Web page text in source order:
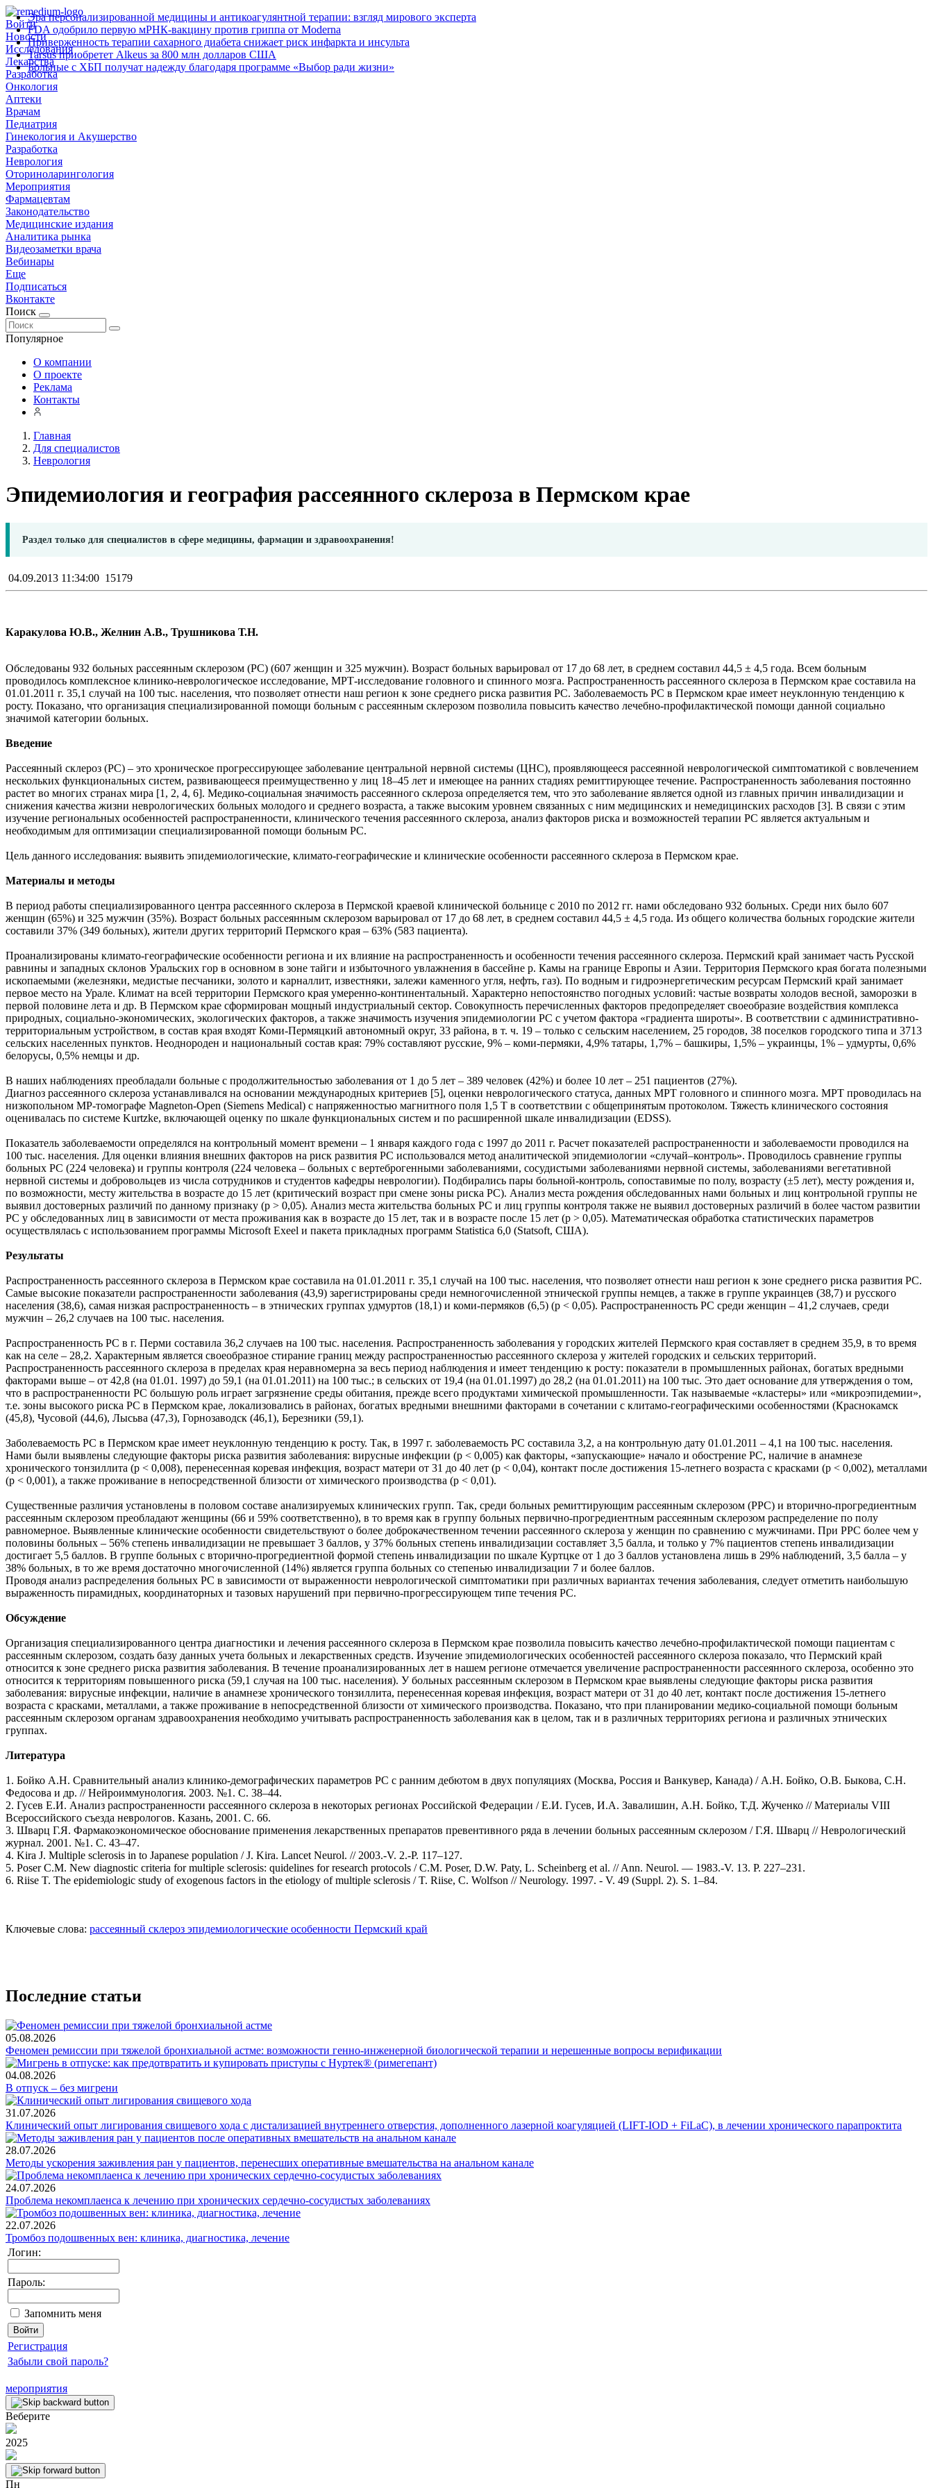
Войти
Новости
Исследования
Лекарства
Разработка
Онкология
Аптеки
Врачам
Педиатрия
Гинекология и Акушерство
Разработка
Неврология
Оториноларингология
Мероприятия
Фармацевтам
Законодательство
Медицинские издания
Аналитика рынка
Видеозаметки врача
Вебинары
Еще
Подписаться
Вконтакте
Поиск
Популярное
Эра персонализированной медицины и антикоагулянтной терапии: взгляд мирового эксперта
FDA одобрило первую мРНК‑вакцину против гриппа от Moderna
Приверженность терапии сахарного диабета снижает риск инфаркта и инсульта
Tarsus приобретет Alkeus за 800 млн долларов США
Больные с ХБП получат надежду благодаря программе «Выбор ради жизни»
О компании
О проекте
Реклама
Контакты
Главная
Для специалистов
Неврология
Эпидемиология и география рассеянного склероза в Пермском крае
Раздел только для специалистов в сфере медицины, фармации и здравоохранения!
04.09.2013 11:34:00 15179
Каракулова Ю.В., Желнин А.В., Трушникова Т.Н.
Обследованы 932 больных рассеянным склерозом (РС) (607 женщин и 325 мужчин). Возраст больных варьировал от 17 до 68 лет, в среднем составил 44,5 ± 4,5 года. Всем больным
проводилось комплексное клинико-неврологическое исследование, МРТ-исследование головного и спинного мозга. Распространенность рассеянного склероза в Пермском крае составила на
01.01.2011 г. 35,1 случай на 100 тыс. населения, что позволяет отнести наш регион к зоне среднего риска развития РС. Заболеваемость РС в Пермском крае имеет неуклонную тенденцию к
росту. Показано, что организация специализированной помощи больным с рассеянным склерозом позволила повысить качество лечебно-профилактической помощи данной социально
значимой категории больных.
Введение
Pассеянный склероз (РC) – это хроническое прогрессирующее заболевание центральной нервной системы (ЦНС), проявляющееся рассеянной неврологической симптоматикой с вовлечением
нескольких функциональных систем, развивающееся преимущественно у лиц 18–45 лет и имеющее на ранних стадиях ремиттирующее течение. Распространенность заболевания постоянно
растет во многих странах мира [1, 2, 4, 6]. Медико-социальная значимость рассеянного склероза определяется тем, что это заболевание является одной из главных причин инвалидизации и
снижения качества жизни неврологических больных молодого и среднего возраста, а также высоким уровнем связанных с ним медицинских и немедицинских расходов [3]. В связи с этим
изучение региональных особенностей распространенности, клинического течения рассеянного склероза, анализ факторов риска и возможностей терапии РС является актуальным и
необходимым для оптимизации специализированной помощи больным РС.
Цель данного исследования: выявить эпидемиологические, климато-географические и клинические особенности рассеянного склероза в Пермском крае.
Материалы и методы
В период работы специализированного центра рассеянного склероза в Пермской краевой клинической больнице с 2010 по 2012 гг. нами обследовано 932 больных. Среди них было 607
женщин (65%) и 325 мужчин (35%). Возраст больных рассеянным склерозом варьировал от 17 до 68 лет, в среднем составил 44,5 ± 4,5 года. Из общего количества больных городские жители
составили 37% (349 больных), жители других территорий Пермского края – 63% (583 пациента).
Проанализированы климато-географические особенности региона и их влияние на распространенность и особенности течения рассеянного склероза. Пермский край занимает часть Русской
равнины и западных склонов Уральских гор в основном в зоне тайги и избыточного увлажнения в бассейне р. Камы на границе Европы и Азии. Территория Пермского края богата полезными
ископаемыми (железняки, медистые песчаники, золото и карналлит, известняки, залежи каменного угля, нефть, газ). По водным и гидроэнергетическим ресурсам Пермский край занимает
первое место на Урале. Климат на всей территории Пермского края умеренно-континентальный. Характерно непостоянство погодных условий: частые возвраты холодов весной, заморозки в
первой половине лета и др. В Пермском крае сформирован мощный индустриальный сектор. Совокупность перечисленных факторов предопределяет своеобразие воздействия комплекса
природных, социально-экономических, экологических факторов, а также значимость изучения эпидемиологии РС с учетом фактора «градиента широты». В соответствии с административно-
территориальным устройством, в состав края входят Коми-Пермяцкий автономный округ, 33 района, в т. ч. 19 – только с сельским населением, 25 городов, 38 поселков городского типа и 3713
сельских населенных пунктов. Неоднороден и национальный состав края: 79% составляют русские, 9% – коми-пермяки, 4,9% татары, 1,7% – башкиры, 1,5% – украинцы, 1% – удмурты, 0,6%
белорусы, 0,5% немцы и др.
В наших наблюдениях преобладали больные с продолжительностью заболевания от 1 до 5 лет – 389 человек (42%) и более 10 лет – 251 пациентов (27%).
Диагноз рассеянного склероза устанавливался на основании международных критериев [5], оценки неврологического статуса, данных МРТ головного и спинного мозга. МРТ проводилась на
низкопольном МР-томографе Magneton-Open (Siemens Medical) с напряженностью магнитного поля 1,5 Т в соответствии с общепринятым протоколом. Тяжесть клинического состояния
оценивалась по системе Kurtzke, включающей оценку по шкале функциональных систем и по расширенной шкале инвалидизации (EDSS).
Показатель заболеваемости определялся на контрольный момент времени – 1 января каждого года с 1997 до 2011 г. Расчет показателей распространенности и заболеваемости проводился на
100 тыс. населения. Для оценки влияния внешних факторов на риск развития РС использовался метод аналитической эпидемиологии «случай–контроль». Проводилось сравнение группы
больных РС (224 человека) и группы контроля (224 человека – больных с вертеброгенными заболеваниями, сосудистыми заболеваниями нервной системы, заболеваниями вегетативной
нервной системы и добровольцев из числа сотрудников и студентов кафедры неврологии). Подбирались пары больной-контроль, сопоставимые по полу, возрасту (±5 лет), месту рождения и,
по возможности, месту жительства в возрасте до 15 лет (критический возраст при смене зоны риска РС). Анализ места рождения обследованных нами больных и лиц контрольной группы не
выявил достоверных различий по данному признаку (р > 0,05). Анализ места жительства больных РС и лиц группы контроля также не выявил достоверных различий в более частом развитии
РС у обследованных лиц в зависимости от места проживания как в возрасте до 15 лет, так и в возрасте после 15 лет (р > 0,05). Математическая обработка статистических параметров
осуществлялась с использованием программы Microsoft Exeel и пакета прикладных программ Statistica 6,0 (Statsoft, США).
Результаты
Распространенность рассеянного склероза в Пермском крае составила на 01.01.2011 г. 35,1 случай на 100 тыс. населения, что позволяет отнести наш регион к зоне среднего риска развития РС.
Самые высокие показатели распространенности заболевания (43,9) зарегистрированы среди немногочисленной этнической группы немцев, а также в группе украинцев (38,7) и русского
населения (38,6), самая низкая распространенность – в этнических группах удмуртов (18,1) и коми-пермяков (6,5) (р < 0,05). Распространенность РС среди женщин – 41,2 случаев, среди
мужчин – 26,2 случаев на 100 тыс. населения.
Распространенность РС в г. Перми составила 36,2 случаев на 100 тыс. населения. Распространенность заболевания у городских жителей Пермского края составляет в среднем 35,9, в то время
как на селе – 28,2. Характерным является своеобразное стирание границ между распространенностью рассеянного склероза у жителей городских и сельских территорий.
Распространенность рассеянного склероза в пределах края неравномерна за весь период наблюдения и имеет тенденцию к росту: показатели в промышленных районах, богатых вредными
факторами выше – от 42,8 (на 01.01. 1997) до 59,1 (на 01.01.2011) на 100 тыс.; в сельских от 19,4 (на 01.01.1997) до 28,2 (на 01.01.2011) на 100 тыс. Это дает основание для утверждения о том,
что в распространенности РС большую роль играет загрязнение среды обитания, прежде всего продуктами химической промышленности. Так называемые «кластеры» или «микроэпидемии»,
т.е. зоны высокого риска РС в Пермском крае, локализовались в районах, богатых вредными внешними факторами в сочетании с клитамо-географическими особенностями (Краснокамск
(45,8), Чусовой (44,6), Лысьва (47,3), Горнозаводск (46,1), Березники (59,1).
Заболеваемость РС в Пермском крае имеет неуклонную тенденцию к росту. Так, в 1997 г. заболеваемость РС составила 3,2, а на контрольную дату 01.01.2011 – 4,1 на 100 тыс. населения.
Нами были выявлены следующие факторы риска развития заболевания: вирусные инфекции (р < 0,005) как факторы, «запускающие» начало и обострение РС, наличие в анамнезе
хронического тонзиллита (р < 0,008), перенесенная коревая инфекция, возраст матери от 31 до 40 лет (р < 0,04), контакт после достижения 15-летнего возраста с красками (р < 0,002), металлами
(р < 0,001), а также проживание в непосредственной близости от химического производства (р < 0,01).
Существенные различия установлены в половом составе анализируемых клинических групп. Так, среди больных ремиттирующим рассеянным склерозом (РРС) и вторично-прогредиентным
рассеянным склерозом преобладают женщины (66 и 59% соответственно), в то время как в группу больных первично-прогредиентным рассеянным склерозом распределение по полу
равномерное. Выявленные клинические особенности свидетельствуют о более доброкачественном течении рассеянного склероза у женщин по сравнению с мужчинами. При РРС более чем у
половины больных – 56% степень инвалидизации не превышает 3 баллов, у 37% больных степень инвалидизации составляет 3,5 балла, и только у 7% пациентов степень инвалидизации
достигает 5,5 баллов. В группе больных с вторично-прогредиентной формой степень инвалидизации по шкале Куртцке от 1 до 3 баллов установлена лишь в 29% наблюдений, 3,5 балла – у
38% больных, в то же время достаточно многочисленной (14%) является группа больных со степенью инвалидизации 7 и более баллов.
Проводя анализ распределения больных РС в зависимости от выраженности неврологической симптоматики при различных вариантах течения заболевания, следует отметить наибольшую
выраженность пирамидных, координаторных и тазовых нарушений при первично-прогрессирующем типе течения РС.
Обсуждение
Организация специализированного центра диагностики и лечения рассеянного склероза в Пермском крае позволила повысить качество лечебно-профилактической помощи пациентам с
рассеянным склерозом, создать базу данных учета больных и лекарственных средств. Изучение эпидемиологических особенностей рассеянного склероза показало, что Пермский край
относится к зоне среднего риска развития заболевания. В течение проанализированных лет в нашем регионе отмечается увеличение распространенности рассеянного склероза, особенно это
относится к территориям повышенного риска (59,1 случая на 100 тыс. населения). У больных рассеянным склерозом в Пермском крае выявлены следующие факторы риска развития
заболевания: вирусные инфекции, наличие в анамнезе хронического тонзиллита, перенесенная коревая инфекция, возраст матери от 31 до 40 лет, контакт после достижения 15-летнего
возраста с красками, металлами, а также проживание в непосредственной близости от химического производства. Показано, что при планировании медико-социальной помощи больным
рассеянным склерозом органам здравоохранения необходимо учитывать распространенность заболевания как в целом, так и в различных территориях региона и различных этнических
группах.
Литература
1. Бойко А.Н. Сравнительный анализ клинико-демографических параметров PC с ранним дебютом в двух популяциях (Москва, Россия и Ванкувер, Канада) / А.Н. Бойко, О.В. Быкова, С.Н.
Федосова и др. // Нейроиммунология. 2003. №1. С. 38–44.
2. Гусев Е.И. Анализ распространенности рассеянного склероза в некоторых регионах Российской Федерации / Е.И. Гусев, И.А. Завалишин, А.Н. Бойко, Т.Д. Жученко // Материалы VIII
Всероссийского съезда неврологов. Казань, 2001. С. 66.
3. Шварц Г.Я. Фармакоэкономическое обоснование применения лекарственных препаратов превентивного ряда в лечении больных рассеянным склерозом / Г.Я. Шварц // Неврологический
журнал. 2001. №1. С. 43–47.
4. Kira J. Multiple sclerosis in to Japanese population / J. Kira. Lancet Neurol. // 2003.-V. 2.-P. 117–127.
5. Poser C.M. New diagnostic criteria for multiple sclerosis: quidelines for research protocols / C.M. Poser, D.W. Paty, L. Scheinberg et al. // Ann. Neurol. — 1983.-V. 13. P. 227–231.
6. Riise T. The epidemiologic study of exogenous factors in the etiology of multiple sclerosis / T. Riise, C. Wolfson // Neurology. 1997. - V. 49 (Suppl. 2). S. 1–84.
Ключевые слова: рассеянный склероз эпидемиологические особенности Пермский край
Последние статьи
05.08.2026
Феномен ремиссии при тяжелой бронхиальной астме: возможности генно-инженерной биологической терапии и нерешенные вопросы верификации
04.08.2026
В отпуск – без мигрени
31.07.2026
Клинический опыт лигирования свищевого хода с дистализацией внутреннего отверстия, дополненного лазерной коагуляцией (LIFT-IOD + FiLaC), в лечении хронического парапроктита
28.07.2026
Методы ускорения заживления ран у пациентов, перенесших оперативные вмешательства на анальном канале
24.07.2026
Проблема некомплаенса к лечению при хронических сердечно-сосудистых заболеваниях
22.07.2026
Тромбоз подошвенных вен: клиника, диагностика, лечение
Логин:
Пароль:
Запомнить меня
Регистрация
Забыли свой пароль?
мероприятия
Веберите
2025
Пн